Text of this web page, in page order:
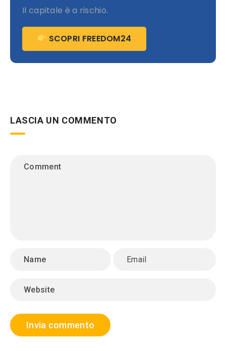
Il capitale è a rischio.
SCOPRI FREEDOM24
LASCIA UN COMMENTO